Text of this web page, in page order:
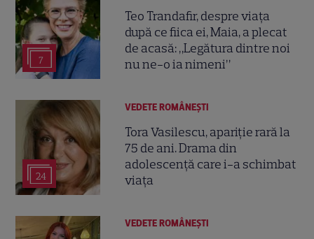
7
Teo Trandafir, despre viața
după ce fiica ei, Maia, a plecat
de acasă: „Legătura dintre noi
nu ne-o ia nimeni”
24
VEDETE ROMÂNEŞTI
Tora Vasilescu, apariție rară la
75 de ani. Drama din
adolescență care i-a schimbat
viața
VEDETE ROMÂNEŞTI